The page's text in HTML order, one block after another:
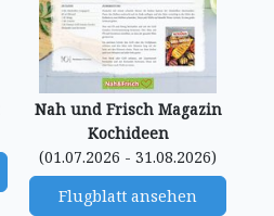
Nah und Frisch Magazin
Kochideen
(01.07.2026 - 31.08.2026)
Flugblatt ansehen